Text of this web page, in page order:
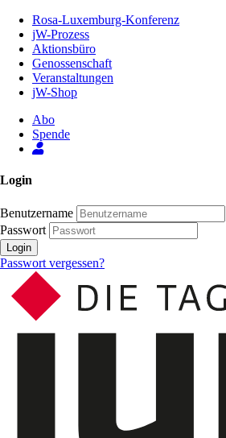
Inhalt
Seite
Rosa-Luxemburg-Konferenz
jW-Prozess
Aktionsbüro
Genossenschaft
Veranstaltungen
jW-Shop
Abo
Spende
Login
Benutzername
Passwort
Login
Passwort vergessen?